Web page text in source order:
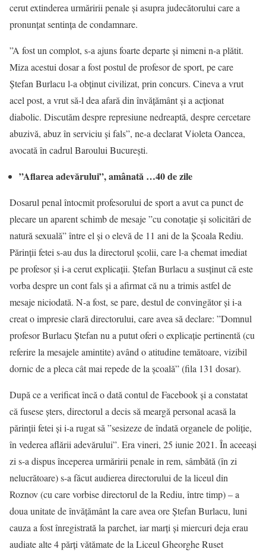
cerut extinderea urmăririi penale și asupra judecătorului care a
pronunțat sentința de condamnare.
”A fost un complot, s-a ajuns foarte departe și nimeni n-a plătit.
Miza acestui dosar a fost postul de profesor de sport, pe care
Ștefan Burlacu l-a obținut civilizat, prin concurs. Cineva a vrut
acel post, a vrut să-l dea afară din învățământ și a acționat
diabolic. Discutăm despre represiune nedreaptă, despre cercetare
abuzivă, abuz în serviciu și fals”, ne-a declarat Violeta Oancea,
avocată în cadrul Baroului București.
”Aflarea adevărului”, amânată …40 de zile
Dosarul penal întocmit profesorului de sport a avut ca punct de
plecare un aparent schimb de mesaje ”cu conotaţie şi solicitări de
natură sexuală” între el și o elevă de 11 ani de la Școala Rediu.
Părinții fetei s-au dus la directorul școlii, care l-a chemat imediat
pe profesor și i-a cerut explicații. Ștefan Burlacu a susținut că este
vorba despre un cont fals și a afirmat că nu a trimis astfel de
mesaje niciodată. N-a fost, se pare, destul de convingător și i-a
creat o impresie clară directorului, care avea să declare: ”Domnul
profesor Burlacu Ştefan nu a putut oferi o explicație pertinentă (cu
referire la mesajele amintite) având o atitudine temătoare, vizibil
dornic de a pleca cât mai repede de la şcoală” (fila 131 dosar).
După ce a verificat încă o dată contul de Facebook și a constatat
că fusese șters, directorul a decis să meargă personal acasă la
părinții fetei și i-a rugat să ”sesizeze de îndată organele de poliție,
în vederea aflării adevărului”. Era vineri, 25 iunie 2021. În aceeași
zi s-a dispus începerea urmăririi penale in rem, sâmbătă (în zi
nelucrătoare) s-a făcut audierea directorului de la liceul din
Roznov (cu care vorbise directorul de la Rediu, între timp) – a
doua unitate de învățământ la care avea ore Ștefan Burlacu, luni
cauza a fost înregistrată la parchet, iar marți și miercuri deja erau
audiate alte 4 părți vătămate de la Liceul Gheorghe Ruset